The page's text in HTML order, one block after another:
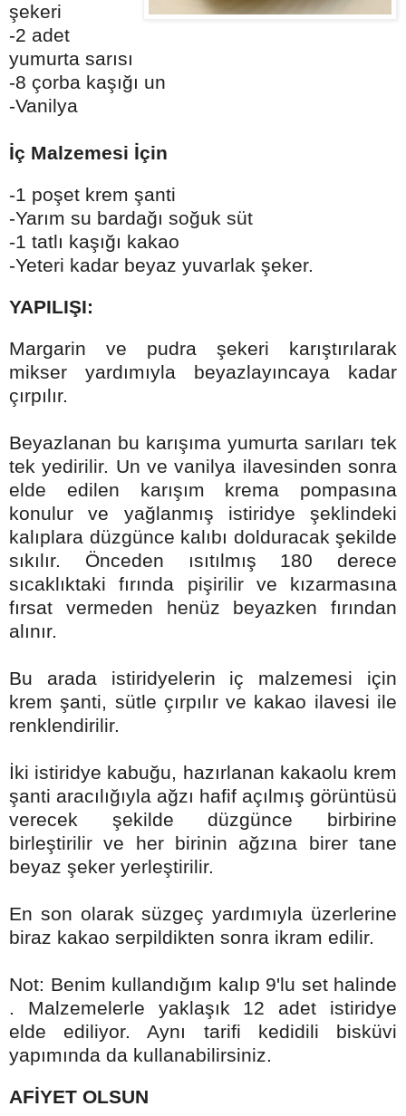
şekeri
-2 adet
yumurta sarısı
-8 çorba kaşığı un
-Vanilya
İç Malzemesi İçin
-1 poşet krem şanti
-Yarım su bardağı soğuk süt
-1 tatlı kaşığı kakao
-Yeteri kadar beyaz yuvarlak şeker.
YAPILIŞI:
Margarin ve pudra şekeri karıştırılarak
mikser yardımıyla beyazlayıncaya kadar
çırpılır.
Beyazlanan bu karışıma yumurta sarıları tek
tek yedirilir. Un ve vanilya ilavesinden sonra
elde edilen karışım krema pompasına
konulur ve yağlanmış istiridye şeklindeki
kalıplara düzgünce kalıbı dolduracak şekilde
sıkılır. Önceden ısıtılmış 180 derece
sıcaklıktaki fırında pişirilir ve kızarmasına
fırsat vermeden henüz beyazken fırından
alınır.
Bu arada istiridyelerin iç malzemesi için
krem şanti, sütle çırpılır ve kakao ilavesi ile
renklendirilir.
İki istiridye kabuğu, hazırlanan kakaolu krem
şanti aracılığıyla ağzı hafif açılmış görüntüsü
verecek şekilde düzgünce birbirine
birleştirilir ve her birinin ağzına birer tane
beyaz şeker yerleştirilir.
En son olarak süzgeç yardımıyla üzerlerine
biraz kakao serpildikten sonra ikram edilir.
Not: Benim kullandığım kalıp 9'lu set halinde
. Malzemelerle yaklaşık 12 adet istiridye
elde ediliyor. Aynı tarifi kedidili bisküvi
yapımında da kullanabilirsiniz.
AFİYET OLSUN